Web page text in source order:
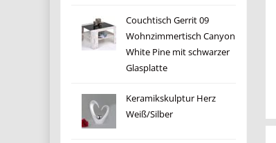
Couchtisch Gerrit 09
Wohnzimmertisch Canyon
White Pine mit schwarzer
Glasplatte
Keramikskulptur Herz
Weiß/Silber